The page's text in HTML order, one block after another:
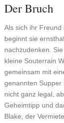
Der Bruch
Als sich ihr Freund
beginnt sie
nachzudenken.
kleine Souterrain
gemeinsam mit
genannten Supper
nicht ganz legal,
Geheimtipp und
Blake, der